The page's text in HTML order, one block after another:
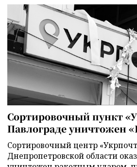
Сортировочный пункт
Павлограде уничтожен
Сортировочный центр
Днепропетровской области